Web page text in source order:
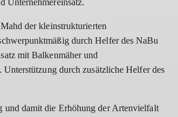
Unternehmereinsatz.
der kleinstrukturierten
durch Helfer des NaBu
mit Balkenmäher und
Unterstützung durch zusätzliche Helfer des
und damit die Erhöhung der Artenvielfalt